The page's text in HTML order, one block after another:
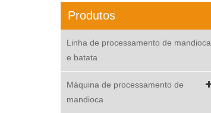
Produtos
Linha de processamento de mandioca
e batata
Máquina de processamento de
mandioca